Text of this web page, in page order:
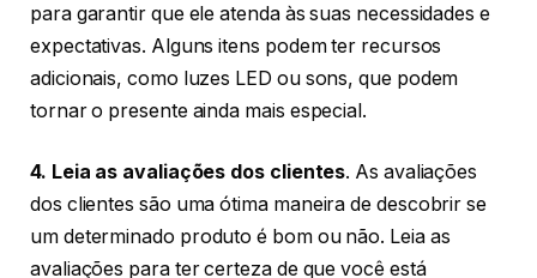
para garantir que ele atenda às suas necessidades e
expectativas. Alguns itens podem ter recursos
adicionais, como luzes LED ou sons, que podem
tornar o presente ainda mais especial.
4. Leia as avaliações dos clientes. As avaliações
dos clientes são uma ótima maneira de descobrir se
um determinado produto é bom ou não. Leia as
avaliações para ter certeza de que você está